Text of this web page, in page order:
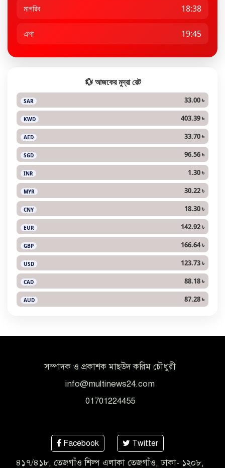
মাগরিব 18:38
এশা 19:45
💱 আজকের মুদ্রা রেট
SAR 33.00 ৳
KWD 403.39 ৳
AED 33.70 ৳
SGD 96.56 ৳
INR 1.30 ৳
MYR 30.22 ৳
CNY 18.30 ৳
EUR 142.92 ৳
GBP 166.64 ৳
USD 123.73 ৳
CAD 88.18 ৳
AUD 87.28 ৳
সম্পাদক ও প্রকাশক মাছউদ করিম চৌধুরী
info@multinews24.com
01701224455
Facebook Twitter
৪১৭/৪১৮, তেজগাঁও শিল্প এলাকা তেজগাঁও, ঢাকা- ১২০৮,